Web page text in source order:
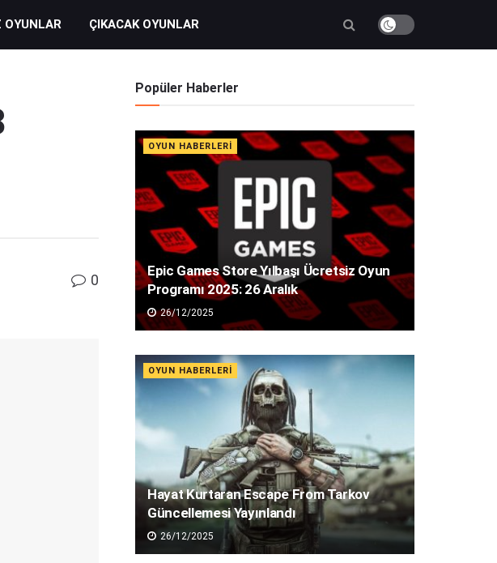
OYUNLAR ÇIKACAK OYUNLAR
0
Popüler Haberler
OYUN HABERLERI
Epic Games Store Yılbaşı Ücretsiz Oyun
Programı 2025: 26 Aralık
26/12/2025
OYUN HABERLERI
Hayat Kurtaran Escape From Tarkov
Güncellemesi Yayınlandı
26/12/2025